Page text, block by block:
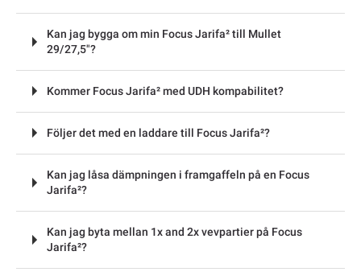
Kan jag bygga om min Focus Jarifa² till Mullet
29/27,5"?
Kommer Focus Jarifa² med UDH kompabilitet?
Följer det med en laddare till Focus Jarifa²?
Kan jag låsa dämpningen i framgaffeln på en Focus
Jarifa²?
Kan jag byta mellan 1x and 2x vevpartier på Focus
Jarifa²?